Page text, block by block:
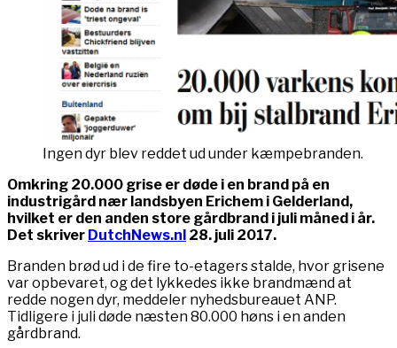
Ingen dyr blev reddet ud under kæmpebranden.
Omkring 20.000 grise er døde i en brand på en
industrigård nær landsbyen Erichem i Gelderland,
hvilket er den anden store gårdbrand i juli måned i år.
Det skriver DutchNews.nl 28. juli 2017.
Branden brød ud i de fire to-etagers stalde, hvor grisene
var opbevaret, og det lykkedes ikke brandmænd at
redde nogen dyr, meddeler nyhedsbureauet ANP.
Tidligere i juli døde næsten 80.000 høns i en anden
gårdbrand.